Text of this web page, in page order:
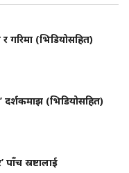
गरिमा (भिडियोसहित)
(भिडियोसहित)
स्रष्टालाई